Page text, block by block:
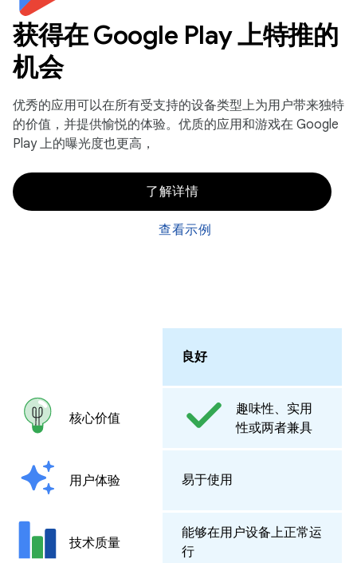
获得在 Google Play 上特推的
机会
优秀的应用可以在所有受支持的设备类型上为用户带来独特
的价值，并提供愉悦的体验。优质的应用和游戏在 Google
Play 上的曝光度也更高，
了解详情
查看示例
良好
核心价值
趣味性、实用
性或两者兼具
用户体验 易于使用
技术质量
能够在用户设备上正常运
行